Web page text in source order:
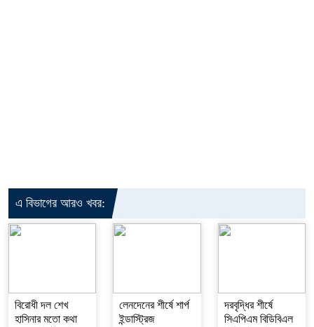
এ বিভাগের আরও খবর:
বিরোধী দল শেখ
হাসিনার মতো কথা
লেনদেনের শীর্ষে শার্প
ইন্ডাস্ট্রিজ
দরবৃদ্ধির শীর্ষে
সিএপিএম বিডিবিএল